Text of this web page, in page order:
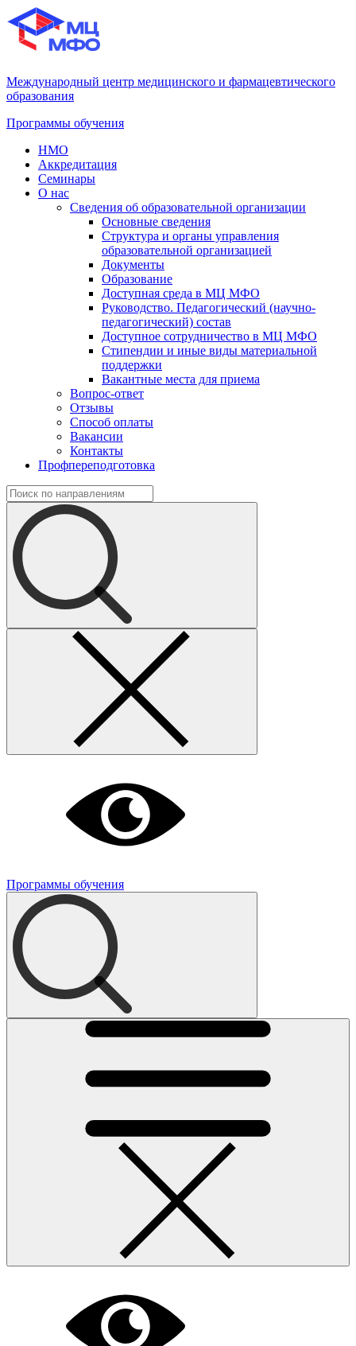
Международный центр медицинского и фармацевтического
образования
Программы обучения
НМО
Аккредитация
Семинары
О нас
Сведения об образовательной организации
Основные сведения
Структура и органы управления
образовательной организацией
Документы
Образование
Доступная среда в МЦ МФО
Руководство. Педагогический (научно-
педагогический) состав
Доступное сотрудничество в МЦ МФО
Стипендии и иные виды материальной
поддержки
Вакантные места для приема
Вопрос-ответ
Отзывы
Способ оплаты
Вакансии
Контакты
Профпереподготовка
Программы обучения